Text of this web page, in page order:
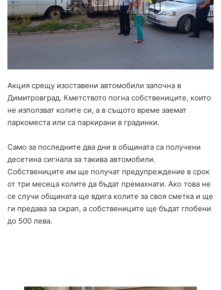
Акция срещу изоставени автомобили започна в
Димитровград. Кметството погна собствениците, които
не използват колите си, а в същото време заемат
паркоместа или са паркирани в градинки.
Само за последните два дни в общината са получени
десетина сигнала за такива автомобили.
Собствениците им ще получат предупреждение в срок
от три месеца колите да бъдат премахнати. Ако това не
се случи общината ще вдига колите за своя сметка и ще
ги предава за скрап, а собствениците ще бъдат глобени
до 500 лева.